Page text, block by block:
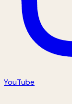
YouTube